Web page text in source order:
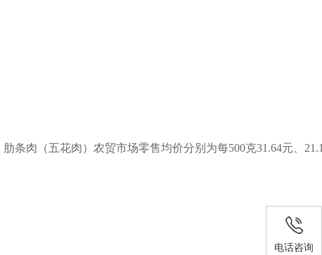
肉（五花肉）农贸市场零售均价分别为每500克31.64元、
电话咨询